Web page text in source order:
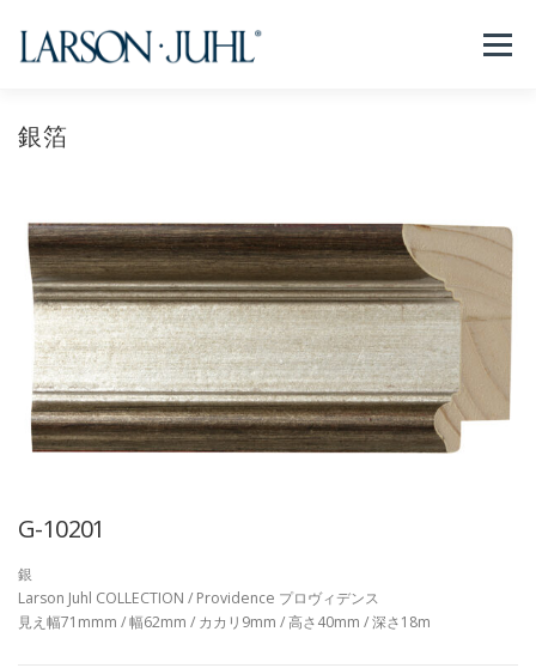
メニュー
NEWS
取扱店リスト お問い合わせ 法人のお客様
EN/CN
銀箔
G-10201
銀
Larson Juhl COLLECTION / Providence プロヴィデンス
見え幅71mmm / 幅62mm / カカリ9mm / 高さ40mm / 深さ18m